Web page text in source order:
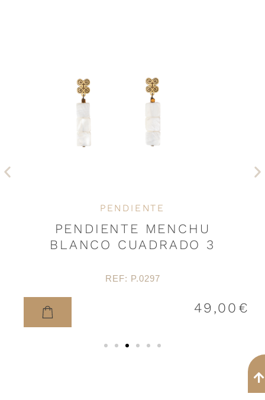
PENDIENTE
PENDIENTE MENCHU
BLANCO CUADRADO 3
REF: P.0297
49,00 €
Anterior